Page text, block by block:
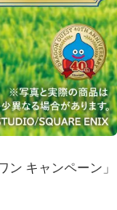
キャンペーン」